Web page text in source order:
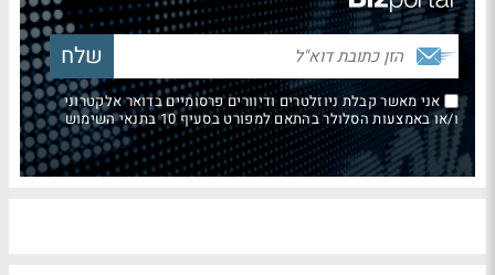
אני מאשר קבלת ניוזלטרים ודיוורים פרסומיים בדואר אלקטרוני
ו/או באמצעות הסלולר בהתאם למפורט בסעיף 10 בתנאי השימוש